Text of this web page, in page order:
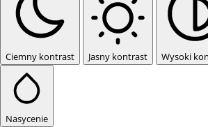
Ciemny kontrast Jasny kontrast Wysoki
Nasycenie